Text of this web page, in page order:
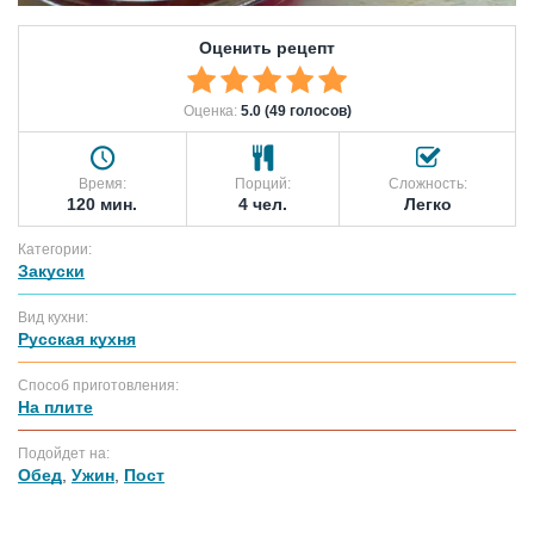
Оценить рецепт
Оценка: 5.0 (49 голосов)
Время:
120 мин.
Порций:
4 чел.
Сложность:
Легко
Категории:
Закуски
Вид кухни:
Русская кухня
Способ приготовления:
На плите
Подойдет на:
Обед Ужин Пост